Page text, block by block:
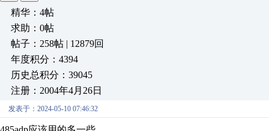
精华：4帖
求助：0帖
帖子：258帖 | 12879回
年度积分：4394
历史总积分：39045
注册：2004年4月26日
发表于：2024-05-10 07:46:32